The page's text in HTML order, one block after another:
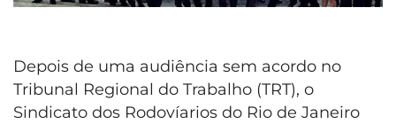
Depois de uma audiência sem acordo no
Tribunal Regional do Trabalho (TRT), o
Sindicato dos Rodovíarios do Rio de Janeiro